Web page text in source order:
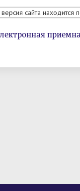
сайта находится